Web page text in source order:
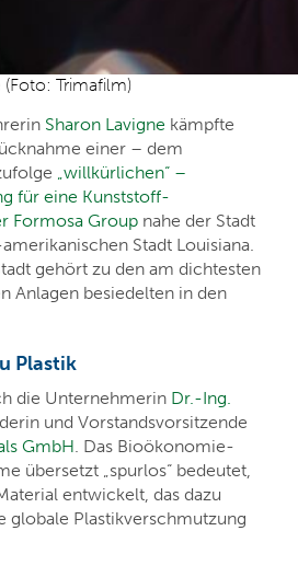
(Foto: Trimafilm)
Sharon Lavigne kämpfte
einer – dem
„willkürlichen“ –
für eine Kunststoff-
Formosa Group nahe der Stadt
Stadt Louisiana.
gehört zu den am dichtesten
Anlagen besiedelten in den
Plastik
die Unternehmerin Dr.-Ing.
und Vorstandsvorsitzende
GmbH. Das Bioökonomie-
übersetzt „spurlos“ bedeutet,
entwickelt, das dazu
globale Plastikverschmutzung